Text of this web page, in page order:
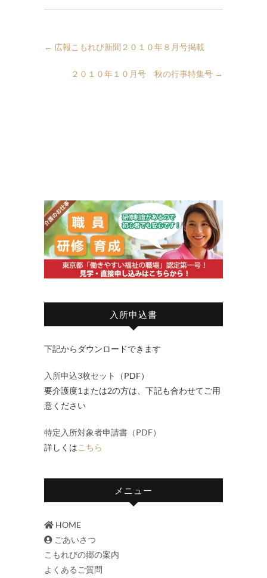
← 広報こもれび新聞２０１０年８月号掲載
２０１０年１０月号 秋の行事特集号 →
入所申込書
下記からダウンロードできます
入所申込3枚セット
（PDF）
要介護度1または2の方は、下記も合わせてご用
意ください
特定入所対象者申請書（PDF）
詳しくはこちら
メニュー
HOME
ごあいさつ
こもれびの郷の案内
よくあるご質問